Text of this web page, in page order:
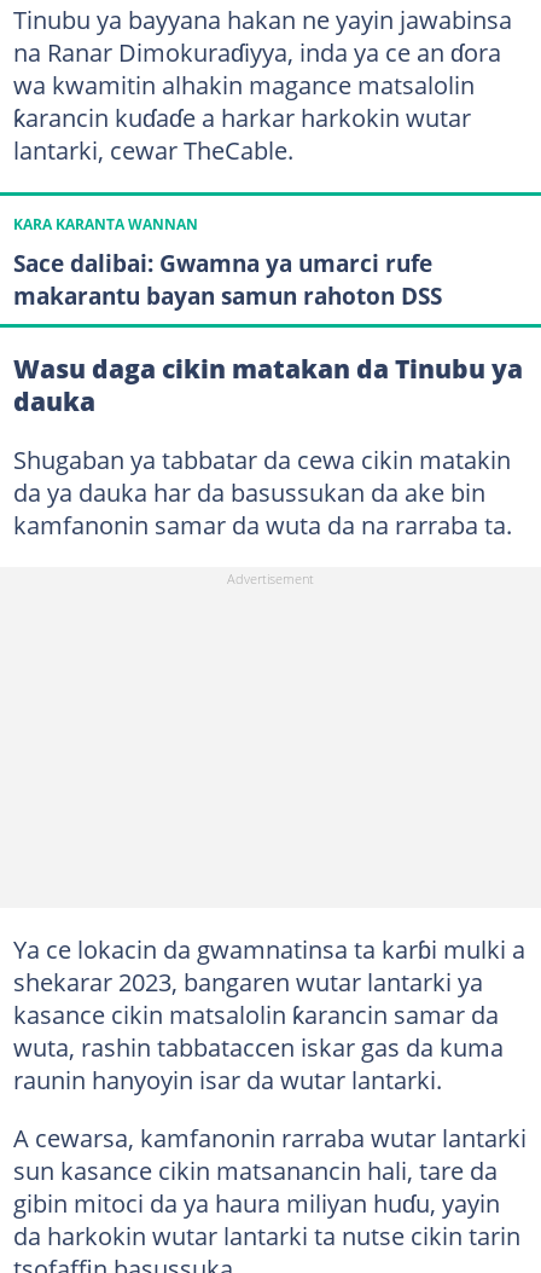
Tinubu ya bayyana hakan ne yayin jawabinsa
na Ranar Dimokuraɗiyya, inda ya ce an ɗora
wa kwamitin alhakin magance matsalolin
ƙarancin kuɗaɗe a harkar harkokin wutar
lantarki, cewar TheCable.
KARA KARANTA WANNAN
Sace dalibai: Gwamna ya umarci rufe
makarantu bayan samun rahoton DSS
Wasu daga cikin matakan da Tinubu ya
dauka
Shugaban ya tabbatar da cewa cikin matakin
da ya dauka har da basussukan da ake bin
kamfanonin samar da wuta da na rarraba ta.
Ya ce lokacin da gwamnatinsa ta karɓi mulki a
shekarar 2023, bangaren wutar lantarki ya
kasance cikin matsalolin ƙarancin samar da
wuta, rashin tabbataccen iskar gas da kuma
raunin hanyoyin isar da wutar lantarki.
A cewarsa, kamfanonin rarraba wutar lantarki
sun kasance cikin matsanancin hali, tare da
gibin mitoci da ya haura miliyan huɗu, yayin
da harkokin wutar lantarki ta nutse cikin tarin